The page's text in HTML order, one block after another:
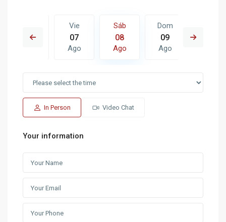
16
Vie
07
Ago
Sáb
08
Ago
Dom
09
Ago
In Person Video Chat
Your information